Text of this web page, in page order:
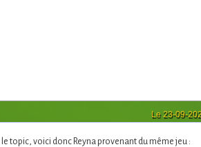
Le 23-09-
topic, voici donc Reyna provenant du même jeu :